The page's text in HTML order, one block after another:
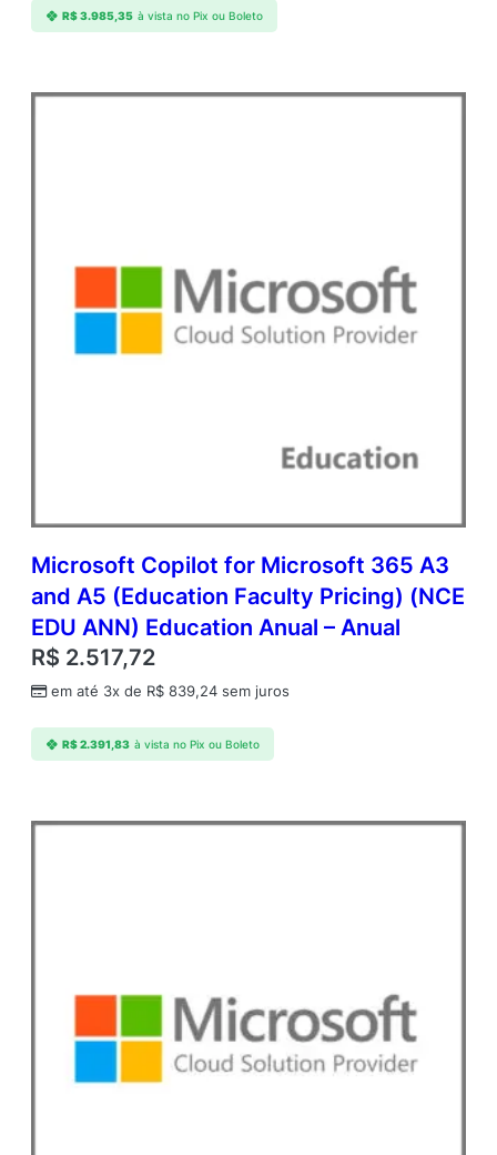
R$3.985,35 à vista no Pix ou Boleto
Microsoft Copilot for Microsoft 365 A3
and A5 (Education Faculty Pricing) (NCE
EDU ANN) Education Anual – Anual
R$ 2.517,72
em até 3x de R$ 839,24 sem juros
R$2.391,83 à vista no Pix ou Boleto